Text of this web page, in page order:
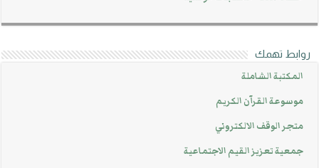
روابط تهمك
المكتبة الشاملة
موسوعة القرآن الكريم
متجر الوقف الالكتروني
جمعية تعزيز القيم الاجتماعية